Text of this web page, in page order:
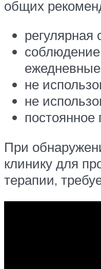
общих
не
не
При
клинику для
терапии,